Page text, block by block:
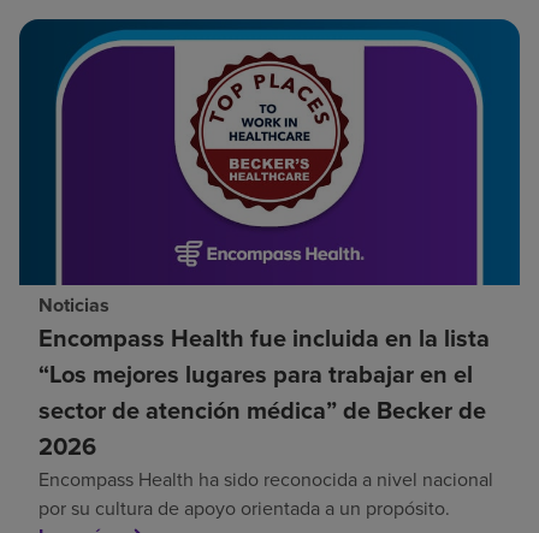
Noticias
Encompass Health fue incluida en la lista
“Los mejores lugares para trabajar en el
sector de atención médica” de Becker de
2026
Encompass Health ha sido reconocida a nivel nacional
por su cultura de apoyo orientada a un propósito.